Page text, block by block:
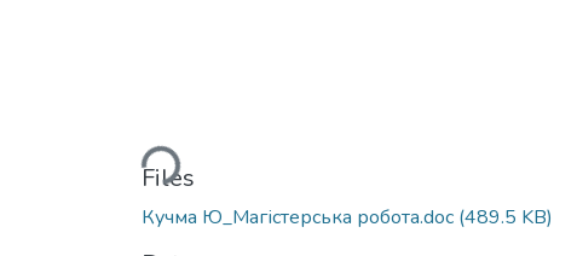
Loading...
Files
Кучма Ю_Магістерська робота.doc (489.5 KB)